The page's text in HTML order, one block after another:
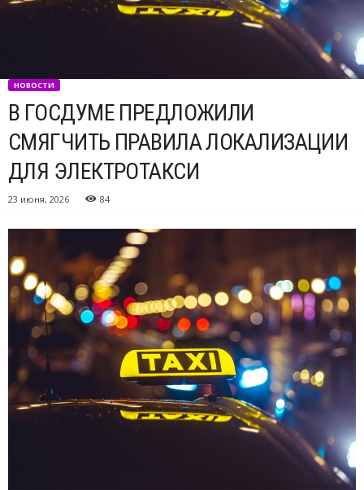
НОВОСТИ
В ГОСДУМЕ ПРЕДЛОЖИЛИ
СМЯГЧИТЬ ПРАВИЛА ЛОКАЛИЗАЦИИ
ДЛЯ ЭЛЕКТРОТАКСИ
23 июня, 2026 84